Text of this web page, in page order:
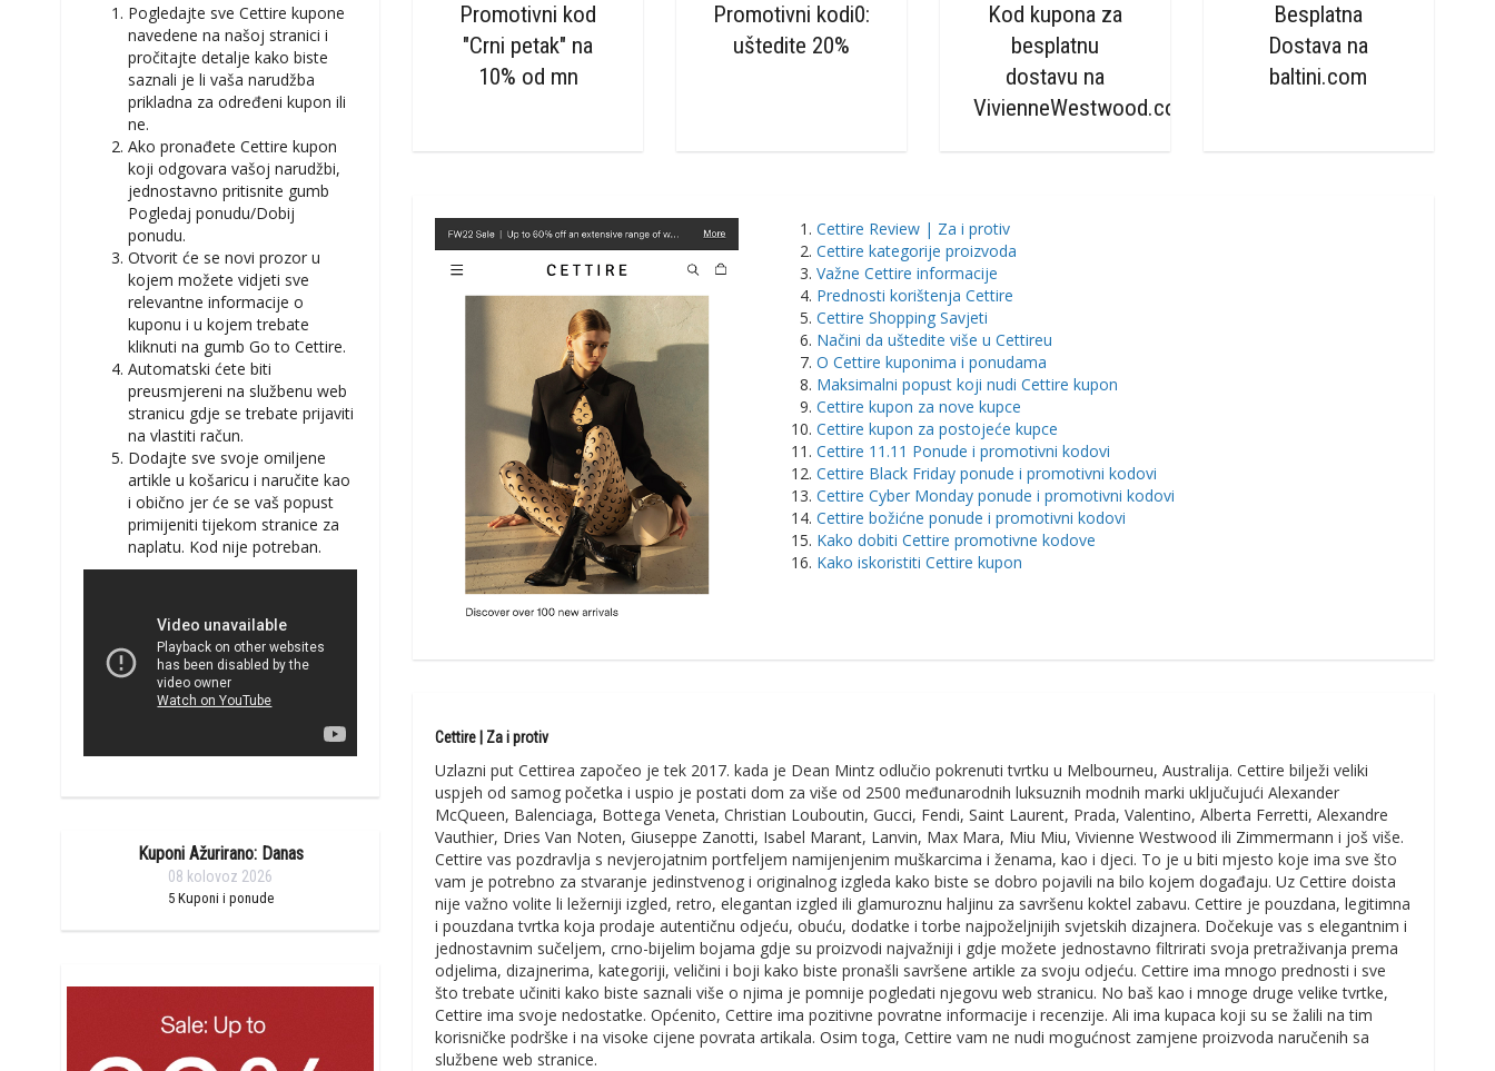
Promotivni kod
"Crni petak" na
10% od mn
Promotivni kodi0:
uštedite 20%
Kod kupona za
besplatnu
dostavu na
VivienneWestwood.com
Besplatna
Dostava na
baltini.com
Cettire Review | Za i protiv
Cettire kategorije proizvoda
Važne Cettire informacije
Prednosti korištenja Cettire
Cettire Shopping Savjeti
Načini da uštedite više u Cettireu
O Cettire kuponima i ponudama
Maksimalni popust koji nudi Cettire kupon
Cettire kupon za nove kupce
Cettire kupon za postojeće kupce
Cettire 11.11 Ponude i promotivni kodovi
Cettire Black Friday ponude i promotivni kodovi
Cettire Cyber Monday ponude i promotivni kodovi
Cettire božićne ponude i promotivni kodovi
Kako dobiti Cettire promotivne kodove
Kako iskoristiti Cettire kupon
Cettire | Za i protiv
Uzlazni put Cettirea započeo je tek 2017. kada je Dean Mintz odlučio pokrenuti tvrtku u Melbourneu, Australija. Cettire bilježi veliki
uspjeh od samog početka i uspio je postati dom za više od 2500 međunarodnih luksuznih modnih marki uključujući Alexander
McQueen, Balenciaga, Bottega Veneta, Christian Louboutin, Gucci, Fendi, Saint Laurent, Prada, Valentino, Alberta Ferretti, Alexandre
Vauthier, Dries Van Noten, Giuseppe Zanotti, Isabel Marant, Lanvin, Max Mara, Miu Miu, Vivienne Westwood ili Zimmermann i još više.
Cettire vas pozdravlja s nevjerojatnim portfeljem namijenjenim muškarcima i ženama, kao i djeci. To je u biti mjesto koje ima sve što
vam je potrebno za stvaranje jedinstvenog i originalnog izgleda kako biste se dobro pojavili na bilo kojem događaju. Uz Cettire doista
nije važno volite li ležerniji izgled, retro, elegantan izgled ili glamuroznu haljinu za savršenu koktel zabavu. Cettire je pouzdana, legitimna
i pouzdana tvrtka koja prodaje autentičnu odjeću, obuću, dodatke i torbe najpoželjnijih svjetskih dizajnera. Dočekuje vas s elegantnim i
jednostavnim sučeljem, crno-bijelim bojama gdje su proizvodi najvažniji i gdje možete jednostavno filtrirati svoja pretraživanja prema
odjelima, dizajnerima, kategoriji, veličini i boji kako biste pronašli savršene artikle za svoju odjeću. Cettire ima mnogo prednosti i sve
što trebate učiniti kako biste saznali više o njima je pomnije pogledati njegovu web stranicu. No baš kao i mnoge druge velike tvrtke,
Cettire ima svoje nedostatke. Općenito, Cettire ima pozitivne povratne informacije i recenzije. Ali ima kupaca koji su se žalili na tim
korisničke podrške i na visoke cijene povrata artikala. Osim toga, Cettire vam ne nudi mogućnost zamjene proizvoda naručenih sa
službene web stranice.
Pogledajte sve Cettire kupone
navedene na našoj stranici i
pročitajte detalje kako biste
saznali je li vaša narudžba
prikladna za određeni kupon ili
ne.
Ako pronađete Cettire kupon
koji odgovara vašoj narudžbi,
jednostavno pritisnite gumb
Pogledaj ponudu/Dobij
ponudu.
Otvorit će se novi prozor u
kojem možete vidjeti sve
relevantne informacije o
kuponu i u kojem trebate
kliknuti na gumb Go to Cettire.
Automatski ćete biti
preusmjereni na službenu web
stranicu gdje se trebate prijaviti
na vlastiti račun.
Dodajte sve svoje omiljene
artikle u košaricu i naručite kao
i obično jer će se vaš popust
primijeniti tijekom stranice za
naplatu. Kod nije potreban.
Kuponi Ažurirano: Danas
08 kolovoz 2026
5Kuponi i ponude